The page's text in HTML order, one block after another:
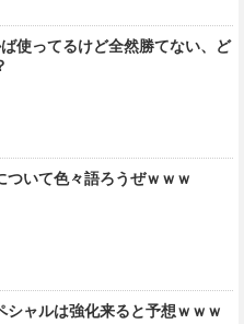
ば使ってるけど全然勝てない、ど
ついて色々語ろうぜｗｗｗ
シャルは強化来ると予想ｗｗｗ